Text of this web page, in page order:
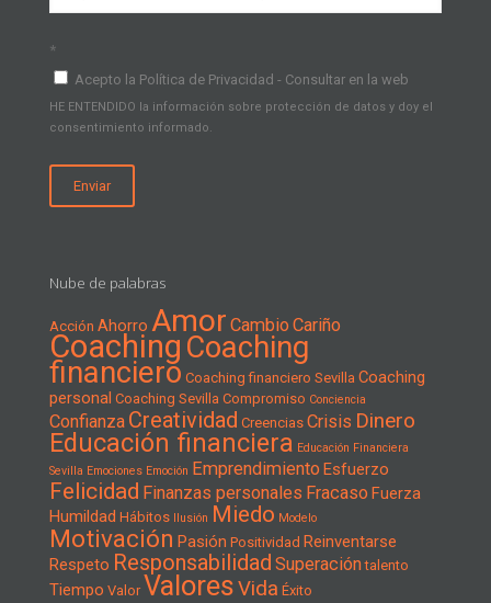
*
Acepto la Política de Privacidad - Consultar en la web
HE ENTENDIDO la información sobre protección de datos y doy el
consentimiento informado.
Nube de palabras
Acción Ahorro Amor Cambio Cariño
Coaching Coaching
financiero Coaching financiero Sevilla Coaching
personal Coaching Sevilla Compromiso Conciencia
Confianza Creatividad Creencias Crisis Dinero
Educación financiera Educación Financiera
Sevilla Emociones Emoción Emprendimiento Esfuerzo
Felicidad Finanzas personales Fracaso Fuerza
Humildad Hábitos Ilusión Miedo Modelo
Motivación Pasión Positividad Reinventarse
Respeto Responsabilidad Superación talento
Tiempo Valor ValoresVida Éxito